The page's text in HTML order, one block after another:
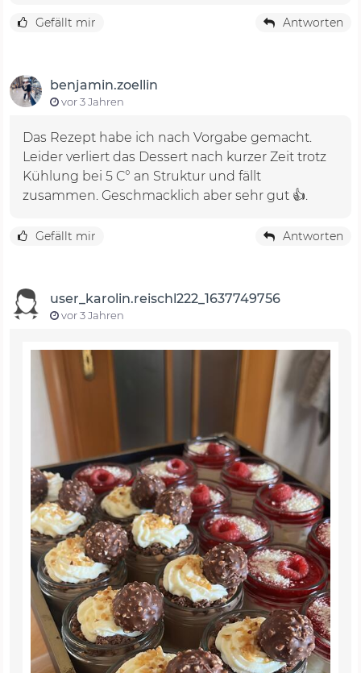
Gefällt mir Antworten
benjamin.zoellin
vor 3 Jahren
Das Rezept habe ich nach Vorgabe gemacht.
Leider verliert das Dessert nach kurzer Zeit trotz
Kühlung bei 5 C° an Struktur und fällt
zusammen. Geschmacklich aber sehr gut 👍.
Gefällt mir Antworten
user_karolin.reischl222_1637749756
vor 3 Jahren